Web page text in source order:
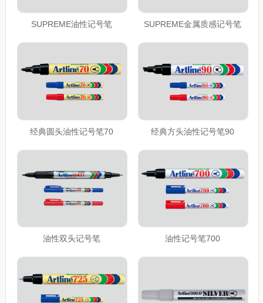
SUPREME油性记号笔 SUPREME金属质感记号笔
经典圆头油性记号笔70 经典方头油性记号笔90
油性双头记号笔 油性记号笔700